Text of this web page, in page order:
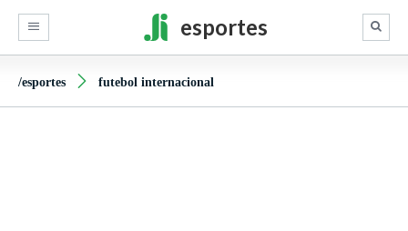
esportes
/esportes futebol internacional